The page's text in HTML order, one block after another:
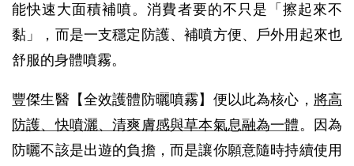
能快速大面積補噴。消費者要的不只是「擦起來不
黏」，而是一支穩定防護、補噴方便、戶外用起來也
舒服的身體噴霧。
豐傑生醫【全效護體防曬噴霧】便以此為核心， 將高
防護、快噴灑、清爽膚感與草本氣息融為一體。因為
防曬不該是出遊的負擔，而是讓你願意隨時持續使用